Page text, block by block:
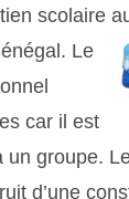
scolaire
Le
car il est
un groupe.
d’une